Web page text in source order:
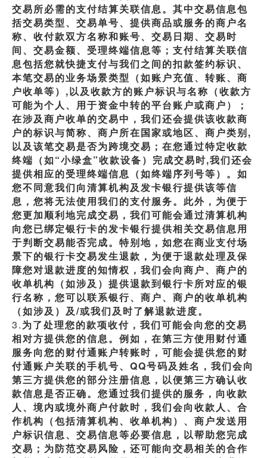
交易所必需的支付结算关联信息。其中交易信息包
括交易类型、交易单号、提供商品或服务的商户名
称、收付款双方名称和账号、交易日期、交易时
间、交易金额、受理终端信息等；支付结算关联信
息包括您就快捷支付与我们之间的扣款签约标识、
本笔交易的业务场景类型（如账户充值、转账、商
户收单等）,以及收款方的账户标识与名称（收款方
可能为个人、用于资金中转的平台账户或商户）；
在涉及商户收单的交易中，我们还会提供该收款商
户的标识与简称、商户所在国家或地区、商户类别,
以及该笔交易是否为跨境交易；在您通过特定收款
终端（如“小绿盒”收款设备）完成交易时,我们还会
提供相应的受理终端信息（如终端序列号等）。如
您不同意我们向清算机构及发卡银行提供该等信
息，您将无法使用我们的支付服务。此外，为便于
您更加顺利地完成交易，我们可能会通过清算机构
向您已绑定银行卡的发卡银行提供相关交易信息用
于判断交易能否完成。特别地，如您在商业支付场
景下的银行卡交易发生退款，为便于退款处理及保
障您对退款进度的知情权，我们会向商户、商户的
收单机构（如涉及）提供退款到银行卡所对应的银
行名称，您可以联系银行、商户、商户的收单机构
（如涉及）及/或我们及时了解退款进度。
3.为了处理您的款项收付，我们可能会向您的交易
相对方提供您的信息。例如，在第三方使用财付通
服务向您的财付通账户转账时，可能会提供您的财
付通账户关联的手机号、QQ号码及姓名，我们会向
第三方提供您的部分注册信息，以便第三方确认收
款信息是否正确。您通过我们提供的服务，向收款
人、境内或境外商户付款时，我们会向收款人、合
作机构（包括清算机构、收单机构）、商户发送用
户标识信息、交易信息等必要信息，以帮助您完成
交易；为防范交易风险，还可能向交易相关的合作